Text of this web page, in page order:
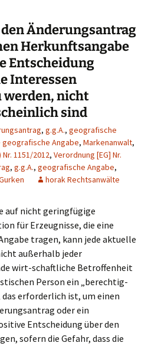
Änderungsantrag
Herkunftsangabe
Entscheidung
Interessen
nicht
sind
, g.g.A., geografische
Angabe, Markenanwalt,
1151/2012, Verordnung [EG] Nr.
, g.g.A., geografische Angabe,
horak Rechtsanwälte
auf nicht geringfügige
für Erzeugnisse, die eine
tragen, kann jede aktuelle
außerhalb jeder
wirt-schaftliche Betroffenheit
Person ein „berechtig-
erforderlich ist, um einen
oder ein
Entscheidung über den
sofern die Gefahr, dass die